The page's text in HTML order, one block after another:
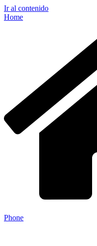
Ir al contenido
Home
Phone